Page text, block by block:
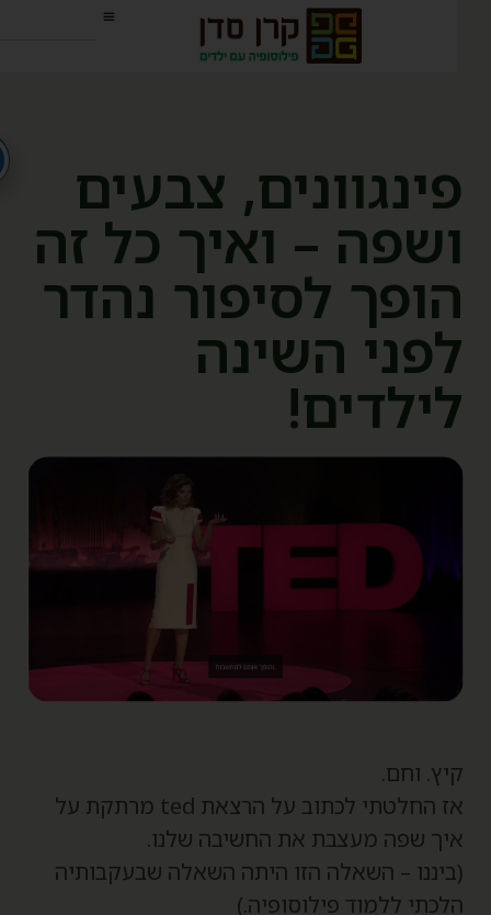
צבעים
– ואיך כל זה
לסיפור נהדר
השינה
וחם.
אז החלטתי לכתוב על הרצאת ted מרתקת על
שפה מעצבת את החשיבה שלנו.
– השאלה הזו היתה השאלה שבעקבותיה
ללמוד פילוסופיה.)